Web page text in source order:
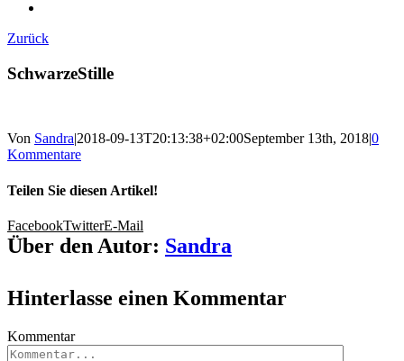
Zurück
SchwarzeStille
Von Sandra|2018-09-13T20:13:38+02:00September 13th, 2018|0
Kommentare
Teilen Sie diesen Artikel!
FacebookTwitterE-Mail
Über den Autor: Sandra
Hinterlasse einen Kommentar
Kommentar